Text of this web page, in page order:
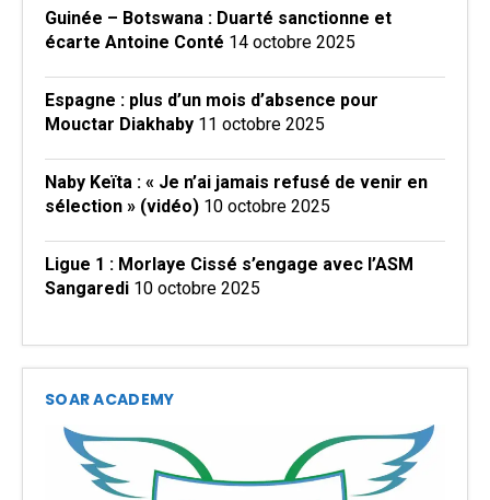
Guinée – Botswana : Duarté sanctionne et
écarte Antoine Conté 14 octobre 2025
Espagne : plus d’un mois d’absence pour
Mouctar Diakhaby 11 octobre 2025
Naby Keïta : « Je n’ai jamais refusé de venir en
sélection » (vidéo) 10 octobre 2025
Ligue 1 : Morlaye Cissé s’engage avec l’ASM
Sangaredi 10 octobre 2025
SOAR ACADEMY